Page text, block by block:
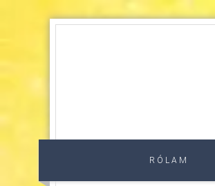
RÓLAM